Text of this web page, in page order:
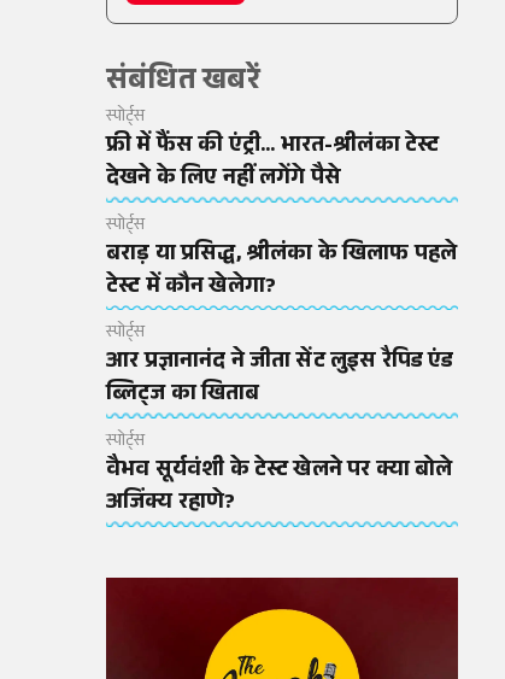
संबंधित खबरें
स्पोर्ट्स
फ्री में फैंस की एंट्री... भारत-श्रीलंका टेस्ट
देखने के लिए नहीं लगेंगे पैसे
स्पोर्ट्स
बराड़ या प्रसिद्ध, श्रीलंका के खिलाफ पहले
टेस्ट में कौन खेलेगा?
स्पोर्ट्स
आर प्रज्ञानानंद ने जीता सेंट लुइस रैपिड एंड
ब्लिट्ज का खिताब
स्पोर्ट्स
वैभव सूर्यवंशी के टेस्ट खेलने पर क्या बोले
अजिंक्य रहाणे?